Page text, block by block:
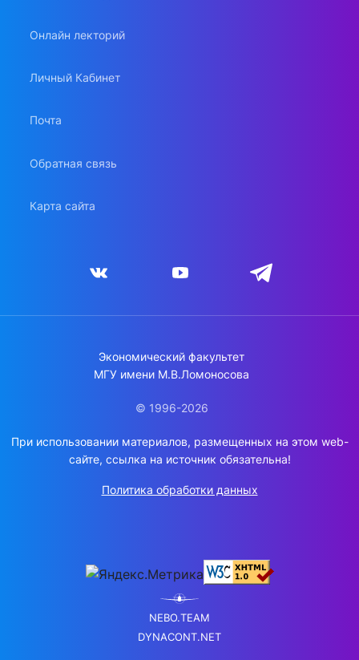
Онлайн лекторий
Личный Кабинет
Почта
Обратная связь
Карта сайта
Экономический факультет
МГУ имени М.В.Ломоносова
© 1996-2026
При использовании материалов, размещенных на этом web-
сайте, ссылка на источник обязательна!
Политика обработки данных
NEBO.TEAM
DYNACONT.NET